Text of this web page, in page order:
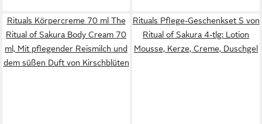
Rituals Körpercreme 70 ml The
Ritual of Sakura Body Cream 70
ml, Mit pflegender Reismilch und
dem süßen Duft von Kirschblüten
Rituals Pflege-Geschenkset S von
Ritual of Sakura 4-tlg: Lotion
Mousse, Kerze, Creme, Duschgel